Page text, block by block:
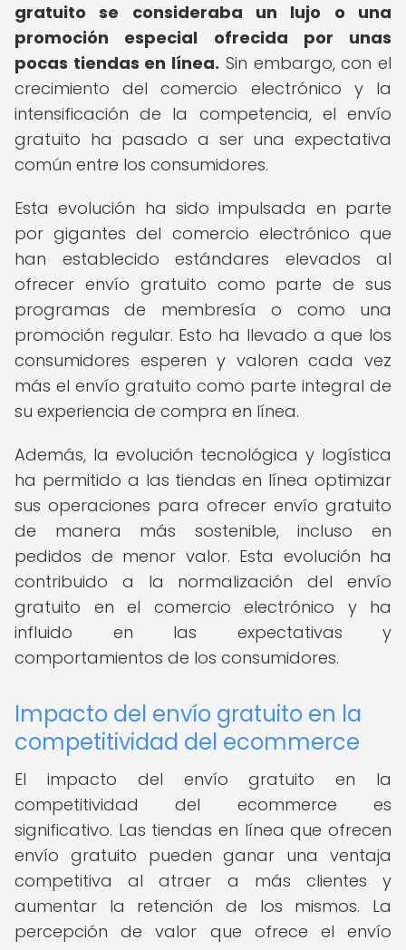
gratuito se consideraba un lujo o una
promoción especial ofrecida por unas
pocas tiendas en línea. Sin embargo, con el
crecimiento del comercio electrónico y la
intensificación de la competencia, el envío
gratuito ha pasado a ser una expectativa
común entre los consumidores.
Esta evolución ha sido impulsada en parte
por gigantes del comercio electrónico que
han establecido estándares elevados al
ofrecer envío gratuito como parte de sus
programas de membresía o como una
promoción regular. Esto ha llevado a que los
consumidores esperen y valoren cada vez
más el envío gratuito como parte integral de
su experiencia de compra en línea.
Además, la evolución tecnológica y logística
ha permitido a las tiendas en línea optimizar
sus operaciones para ofrecer envío gratuito
de manera más sostenible, incluso en
pedidos de menor valor. Esta evolución ha
contribuido a la normalización del envío
gratuito en el comercio electrónico y ha
influido en las expectativas y
comportamientos de los consumidores.
Impacto del envío gratuito en la
competitividad del ecommerce
El impacto del envío gratuito en la
competitividad del ecommerce es
significativo. Las tiendas en línea que ofrecen
envío gratuito pueden ganar una ventaja
competitiva al atraer a más clientes y
aumentar la retención de los mismos. La
percepción de valor que ofrece el envío